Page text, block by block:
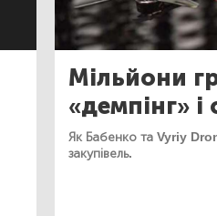
Мільйони
«демпінг»
Як Бабенко та Vyriy
закупівель.